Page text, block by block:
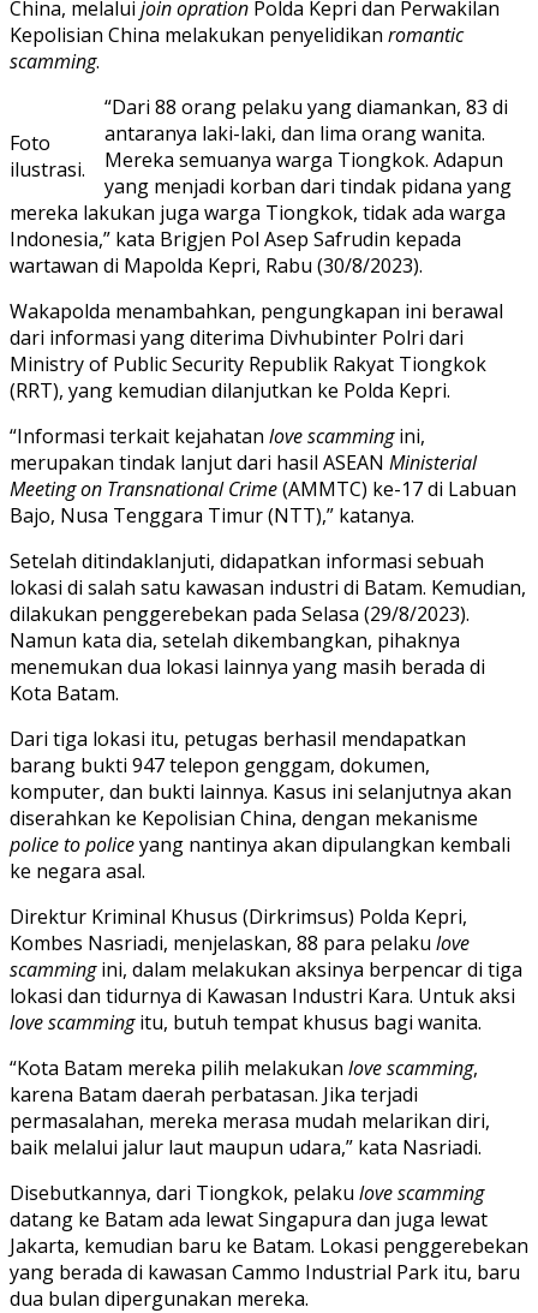
China, melalui join opration Polda Kepri dan Perwakilan
Kepolisian China melakukan penyelidikan romantic
scamming.
Foto
ilustrasi.
“Dari 88 orang pelaku yang diamankan, 83 di
antaranya laki-laki, dan lima orang wanita.
Mereka semuanya warga Tiongkok. Adapun
yang menjadi korban dari tindak pidana yang
mereka lakukan juga warga Tiongkok, tidak ada warga
Indonesia,” kata Brigjen Pol Asep Safrudin kepada
wartawan di Mapolda Kepri, Rabu (30/8/2023).
Wakapolda menambahkan, pengungkapan ini berawal
dari informasi yang diterima Divhubinter Polri dari
Ministry of Public Security Republik Rakyat Tiongkok
(RRT), yang kemudian dilanjutkan ke Polda Kepri.
“Informasi terkait kejahatan love scammingini,
merupakan tindak lanjut dari hasil ASEAN Ministerial
Meeting on Transnational Crime(AMMTC) ke-17 di Labuan
Bajo, Nusa Tenggara Timur (NTT),” katanya.
Setelah ditindaklanjuti, didapatkan informasi sebuah
lokasi di salah satu kawasan industri di Batam. Kemudian,
dilakukan penggerebekan pada Selasa (29/8/2023).
Namun kata dia, setelah dikembangkan, pihaknya
menemukan dua lokasi lainnya yang masih berada di
Kota Batam.
Dari tiga lokasi itu, petugas berhasil mendapatkan
barang bukti 947 telepon genggam, dokumen,
komputer, dan bukti lainnya. Kasus ini selanjutnya akan
diserahkan ke Kepolisian China, dengan mekanisme
police to policeyang nantinya akan dipulangkan kembali
ke negara asal.
Direktur Kriminal Khusus (Dirkrimsus) Polda Kepri,
Kombes Nasriadi, menjelaskan, 88 para pelaku love
scammingini, dalam melakukan aksinya berpencar di tiga
lokasi dan tidurnya di Kawasan Industri Kara. Untuk aksi
love scammingitu, butuh tempat khusus bagi wanita.
“Kota Batam mereka pilih melakukan love scamming,
karena Batam daerah perbatasan. Jika terjadi
permasalahan, mereka merasa mudah melarikan diri,
baik melalui jalur laut maupun udara,” kata Nasriadi.
Disebutkannya, dari Tiongkok, pelaku love scamming
datang ke Batam ada lewat Singapura dan juga lewat
Jakarta, kemudian baru ke Batam. Lokasi penggerebekan
yang berada di kawasan Cammo Industrial Park itu, baru
dua bulan dipergunakan mereka.